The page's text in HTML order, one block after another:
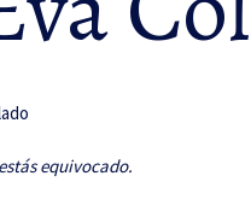
equivocado.